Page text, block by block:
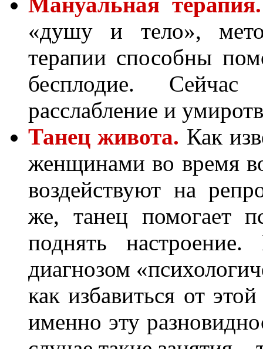
«душу и тело»,
терапии способны
бесплодие.
расслабление и
Танец живота. Как
женщинами во время
воздействуют на
же, танец помогает
поднять
диагнозом
как избавиться от
именно эту